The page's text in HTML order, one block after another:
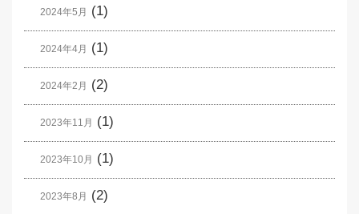
2024年5月 (1)
2024年4月 (1)
2024年2月 (2)
2023年11月 (1)
2023年10月 (1)
2023年8月 (2)